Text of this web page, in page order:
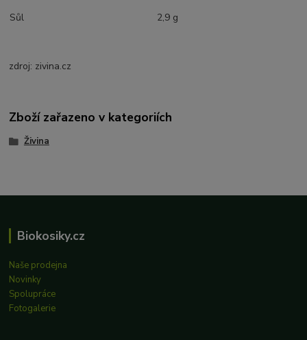
Sůl
2,9 g
zdroj: zivina.cz
Zboží zařazeno v kategoriích
Živina
Biokosiky.cz
Naše prodejna
Novinky
Spolupráce
Fotogalerie